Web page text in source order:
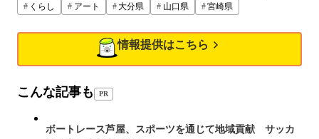
くらし
アート 大分県 山口県 宮崎県
情報提供はこちら
こんな記事も PR
ボートレース芦屋、スポーツを通じて地域貢献 サッカ